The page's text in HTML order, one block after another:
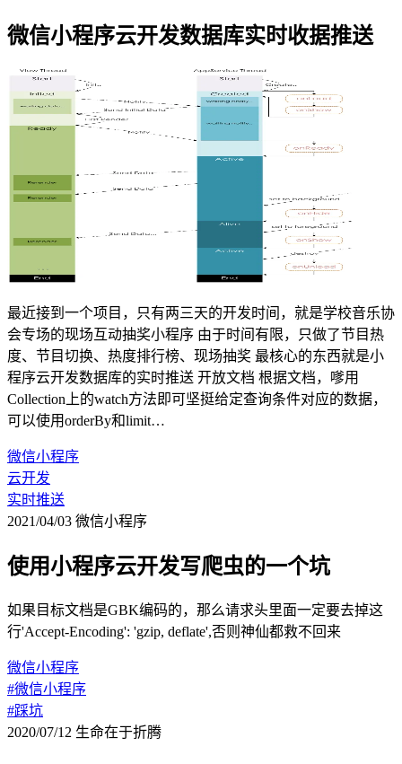
微信小程序云开发数据库实时收据推送
最近接到一个项目，只有两三天的开发时间，就是学校音乐协
会专场的现场互动抽奖小程序 由于时间有限，只做了节目热
度、节目切换、热度排行榜、现场抽奖 最核心的东西就是小
程序云开发数据库的实时推送 开放文档 根据文档，嗲用
Collection上的watch方法即可坚挺给定查询条件对应的数据，
可以使用orderBy和limit…
微信小程序
云开发
实时推送
2021/04/03 微信小程序
使用小程序云开发写爬虫的一个坑
如果目标文档是GBK编码的，那么请求头里面一定要去掉这
行'Accept-Encoding': 'gzip, deflate',否则神仙都救不回来
微信小程序
#微信小程序
#踩坑
2020/07/12 生命在于折腾